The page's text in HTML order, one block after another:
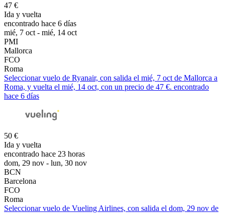
47 €
Ida y vuelta
encontrado hace 6 días
mié, 7 oct - mié, 14 oct
PMI
Mallorca
FCO
Roma
Seleccionar vuelo de Ryanair, con salida el mié, 7 oct de Mallorca a
Roma, y vuelta el mié, 14 oct, con un precio de 47 €. encontrado
hace 6 días
50 €
Ida y vuelta
encontrado hace 23 horas
dom, 29 nov - lun, 30 nov
BCN
Barcelona
FCO
Roma
Seleccionar vuelo de Vueling Airlines, con salida el dom, 29 nov de